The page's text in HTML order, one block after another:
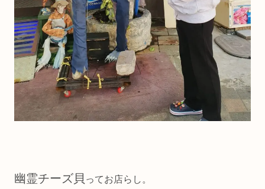
幽霊チーズ貝 ってお店らし。